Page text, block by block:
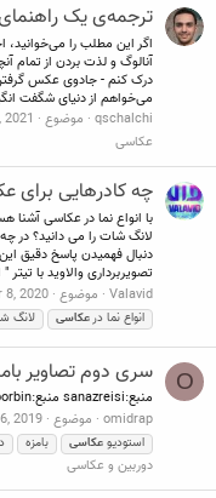
ترجمه‌ی یک راهنمای
اگر این مطلب را
آنالوگ و لذت بردن از تمام
درک کنم - جادوی عکس
می‌خواهم از دنیای شگفت
qschalchi موضوع
عکاسی
چه کادرهایی برای
با انواع نما در عکاسی
لانگ شات را می دانید؟ در
دنبال فهمیدن پاسخ دقیق
تصویربرداری والاوید با
Valavid موضوع 8, 2020
انواع نما در عکاسی لانگ
O سری دوم تصاویر
منبع:sanazreisi منبع:dooorbin
omidrap موضوع 2019
استودیو عکاسی بامزه
دوربین و عکاسی